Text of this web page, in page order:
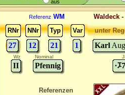
aus
Referenz WM
RNr
NNr Typ Var
27 12 21 1
unter
Karl
Wz Nominal
II Pfennig · 7
Referenzen